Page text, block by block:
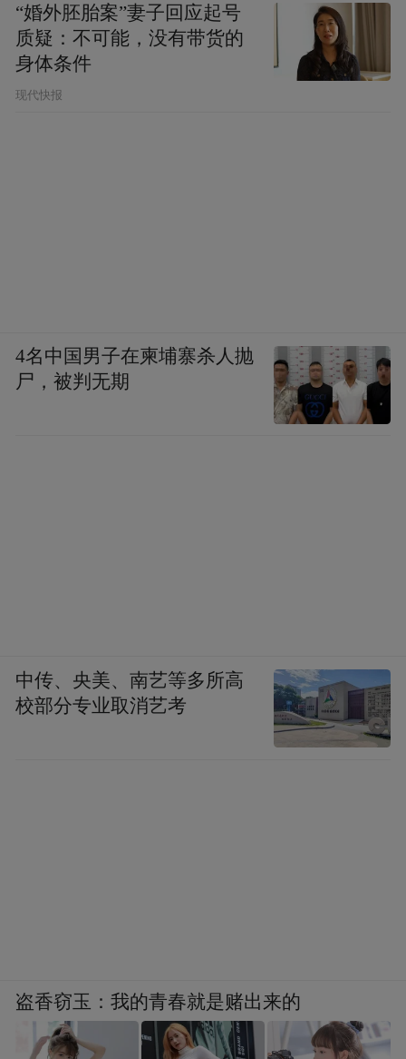
“婚外胚胎案”妻子回应起号
质疑：不可能，没有带货的
身体条件
现代快报
4名中国男子在柬埔寨杀人抛
尸，被判无期
中传、央美、南艺等多所高
校部分专业取消艺考
盗香窃玉：我的青春就是赌出来的